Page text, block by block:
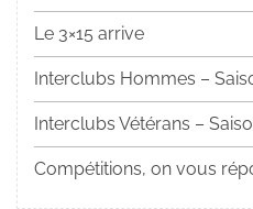
Le 3×15 arrive
Interclubs Hommes –
Interclubs Vétérans –
Compétitions, on vous